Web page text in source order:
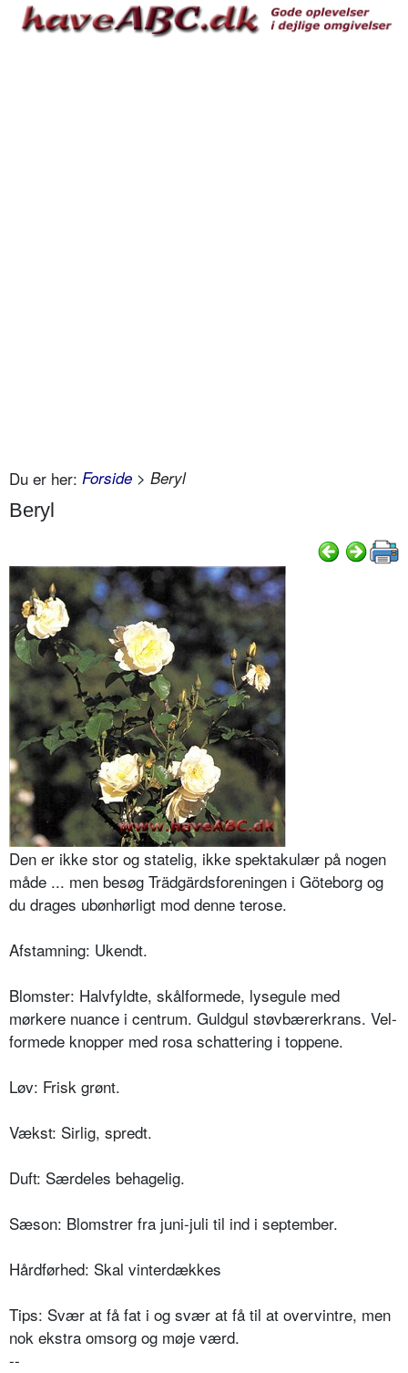
Du er her: Forside > Beryl
Beryl
Den er ikke stor og statelig, ikke spektakulær på nogen
måde ... men besøg Trädgärdsfore­ningen i Göteborg og
du drages ubøn­hørligt mod denne terose.
Afstamning: Ukendt.
Blomster: Halvfyldte, skålformede, ly­segule med
mørkere nuance i cen­trum. Guldgul støvbærerkrans. Vel­
formede knopper med rosa schatte­ring i toppene.
Løv: Frisk grønt.
Vækst: Sirlig, spredt.
Duft: Særdeles behagelig.
Sæson: Blomstrer fra juni-juli til ind i september.
Hårdførhed: Skal vinterdækkes
Tips: Svær at få fat i og svær at få til at overvintre, men
nok ekstra omsorg og møje værd.
--